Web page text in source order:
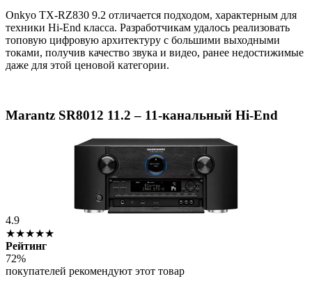
Onkyo TX-RZ830 9.2 отличается подходом, характерным для
техники Hi-End класса. Разработчикам удалось реализовать
топовую цифровую архитектуру с большими выходными
токами, получив качество звука и видео, ранее недостижимые
даже для этой ценовой категории.
Marantz SR8012 11.2 – 11-канальный Hi-End
4.9
★★★★★
Рейтинг
72%
покупателей рекомендуют этот товар